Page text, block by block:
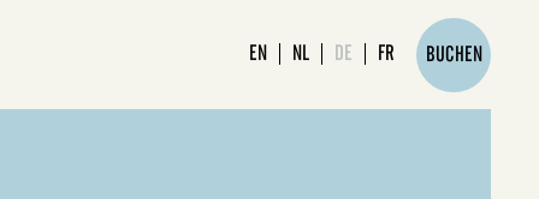
EN NL DE FR BUCHEN